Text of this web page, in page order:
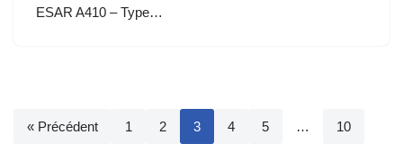
ESAR A410 – Type…
« Précédent 1 2 3 4 5 … 10